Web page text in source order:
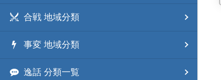
合戦 地域分類
事変 地域分類
逸話 分類一覧